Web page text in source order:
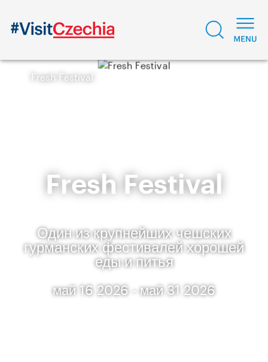
Fresh Festival
Fresh Festival
Один из крупнейших чешских
гурманских фестивалей хорошей
еды и питья
май 16 2026 - май 31 2026